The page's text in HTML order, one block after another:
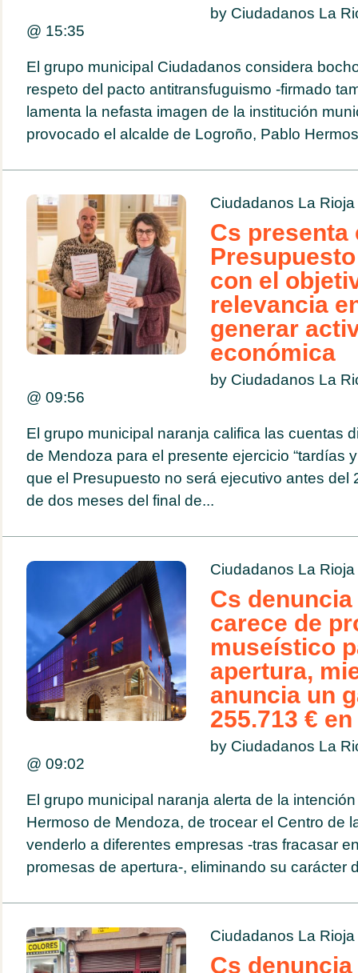
by Ciudadanos La
@ 15:35
El grupo municipal Ciudadanos considera
respeto del pacto antitransfuguismo -firmado
lamenta la nefasta imagen de la institución
provocado el alcalde de Logroño, Pablo
Ciudadanos La Rioja
Cs presenta
con el
relevancia
generar
económica
by Ciudadanos La
@ 09:56
El grupo municipal naranja califica las cuentas
de Mendoza para el presente ejercicio “tardías
que el Presupuesto no será ejecutivo antes del
de dos meses del final de...
Ciudadanos La Rioja
Cs denuncia
carece de
museístico
apertura,
anuncia un
255.713 €
by Ciudadanos La
@ 09:02
El grupo municipal naranja alerta de la
Hermoso de Mendoza, de trocear el Centro de
venderlo a diferentes empresas -tras fracasar
promesas de apertura-, eliminando su carácter
Ciudadanos La Rioja
Cs